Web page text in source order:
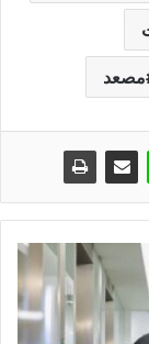
مصعد